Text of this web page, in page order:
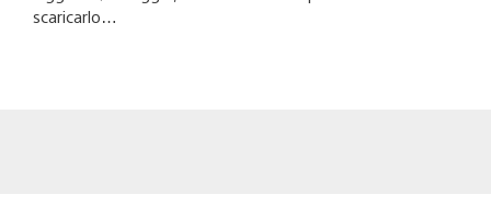
scaricarlo…